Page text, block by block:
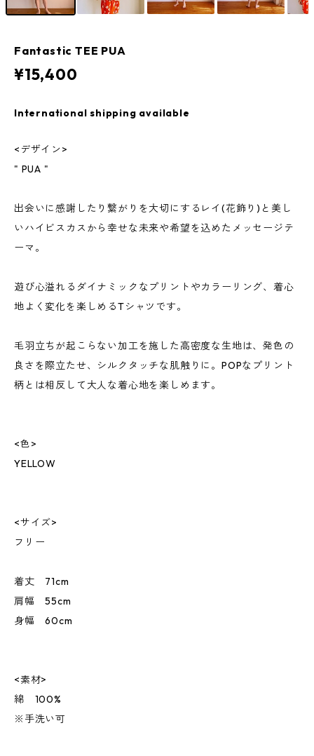
Fantastic TEE PUA
¥15,400
International shipping available
<デザイン>
" PUA "
出会いに感謝したり繋がりを大切にするレイ(花飾り)と美し
いハイビスカスから幸せな未来や希望を込めたメッセージテ
ーマ。
遊び心溢れるダイナミックなプリントやカラーリング、着心
地よく変化を楽しめるTシャツです。
毛羽立ちが起こらない加工を施した高密度な生地は、発色の
良さを際立たせ、シルクタッチな肌触りに。POPなプリント
柄とは相反して大人な着心地を楽しめます。
<色>
YELLOW
<サイズ>
フリー
着丈 71cm
肩幅 55cm
身幅 60cm
<素材>
綿 100%
※手洗い可